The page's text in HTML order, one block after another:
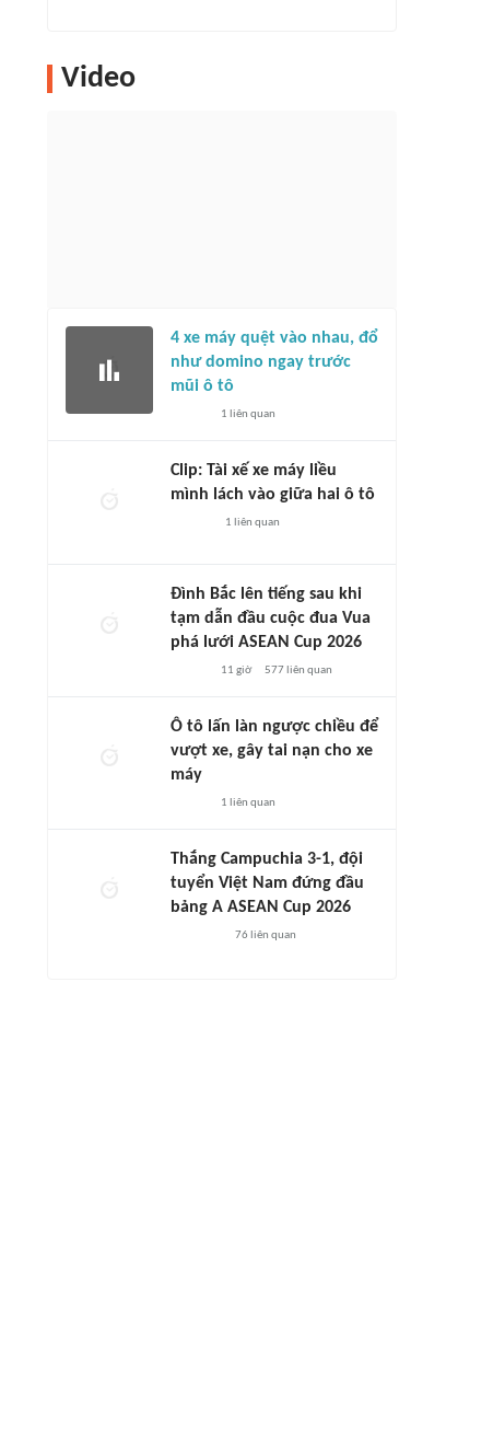
Video
4 xe máy quệt vào nhau, đổ
như domino ngay trước
mũi ô tô
1 liên quan
Clip: Tài xế xe máy liều
mình lách vào giữa hai ô tô
1 liên quan
Đình Bắc lên tiếng sau khi
tạm dẫn đầu cuộc đua Vua
phá lưới ASEAN Cup 2026
11 giờ 577liên quan
Ô tô lấn làn ngược chiều để
vượt xe, gây tai nạn cho xe
máy
1 liên quan
Thắng Campuchia 3-1, đội
tuyển Việt Nam đứng đầu
bảng A ASEAN Cup 2026
76 liên quan